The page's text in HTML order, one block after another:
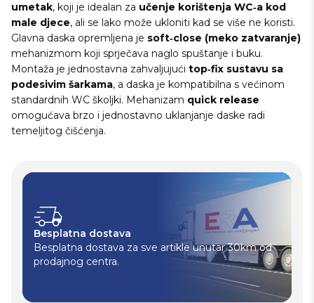
umetak, koji je idealan za učenje korištenja WC‑a kod
male djece, ali se lako može ukloniti kad se više ne koristi.
Glavna daska opremljena je soft‑close (meko zatvaranje)
mehanizmom koji sprječava naglo spuštanje i buku.
Montaža je jednostavna zahvaljujući top‑fix sustavu sa
podesivim šarkama, a daska je kompatibilna s većinom
standardnih WC školjki. Mehanizam quick release
omogućava brzo i jednostavno uklanjanje daske radi
temeljitog čišćenja.
Besplatna dostava
Besplatna dostava za sve artikle unutar 30km od
prodajnog centra.